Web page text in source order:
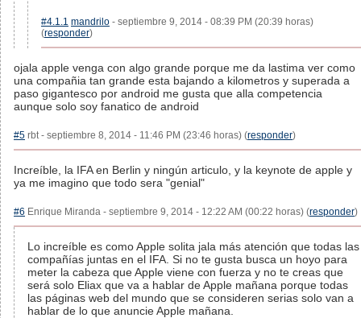
#4.1.1 mandrilo - septiembre 9, 2014 - 08:39 PM (20:39 horas)
(responder)
ojala apple venga con algo grande porque me da lastima ver como
una compañia tan grande esta bajando a kilometros y superada a
paso gigantesco por android me gusta que alla competencia
aunque solo soy fanatico de android
#5 rbt - septiembre 8, 2014 - 11:46 PM (23:46 horas) (responder)
Increíble, la IFA en Berlin y ningún articulo, y la keynote de apple y
ya me imagino que todo sera "genial"
#6 Enrique Miranda - septiembre 9, 2014 - 12:22 AM (00:22 horas) (responder)
Lo increíble es como Apple solita jala más atención que todas las
compañías juntas en el IFA. Si no te gusta busca un hoyo para
meter la cabeza que Apple viene con fuerza y no te creas que
será solo Eliax que va a hablar de Apple mañana porque todas
las páginas web del mundo que se consideren serias solo van a
hablar de lo que anuncie Apple mañana.